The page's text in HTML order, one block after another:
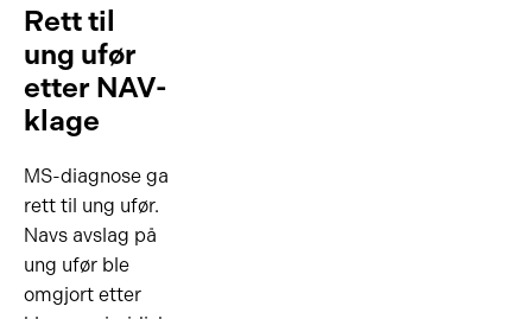
Rett til
ung ufør
etter NAV-
klage
MS-diagnose ga
rett til ung ufør.
Navs avslag på
ung ufør ble
omgjort etter